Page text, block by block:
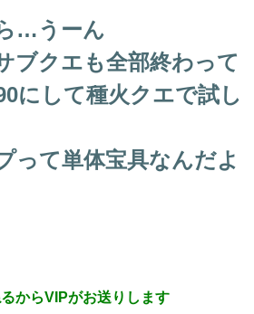
…うーん
ブクエも全部終わって
にして種火クエで試し
って単体宝具なんだよ
からVIPがお送りします